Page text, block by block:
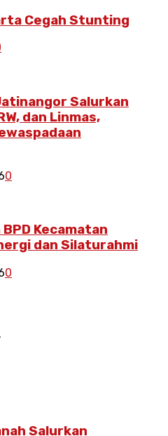
Cegah Stunting
Salurkan
dan Linmas,
0
Kecamatan
dan Silaturahmi
0
Salurkan